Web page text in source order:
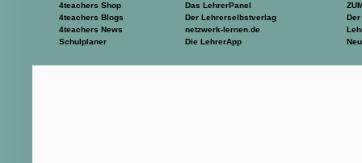
4teachers Shop
4teachers Blogs
4teachers News
Schulplaner
Das LehrerPanel
Der Lehrerselbstverlag
netzwerk-lernen.de
Die LehrerApp